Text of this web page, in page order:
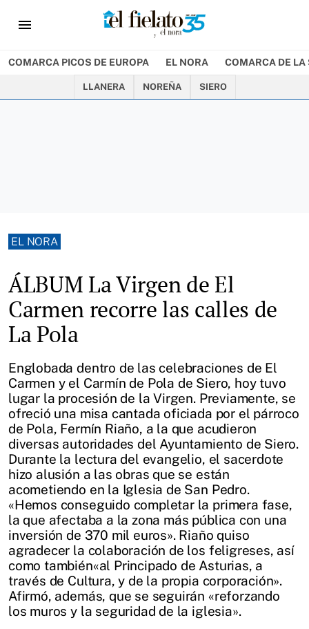
menu
COMARCA PICOS DE EUROPA EL NORA COMARCA DE LA
LLANERA NOREÑA SIERO
EL NORA
ÁLBUM La Virgen de El
Carmen recorre las calles de
La Pola
Englobada dentro de las celebraciones de El
Carmen y el Carmín de Pola de Siero, hoy tuvo
lugar la procesión de la Virgen. Previamente, se
ofreció una misa cantada oficiada por el párroco
de Pola, Fermín Riaño, a la que acudieron
diversas autoridades del Ayuntamiento de Siero.
Durante la lectura del evangelio, el sacerdote
hizo alusión a las obras que se están
acometiendo en la Iglesia de San Pedro.
«Hemos conseguido completar la primera fase,
la que afectaba a la zona más pública con una
inversión de 370 mil euros». Riaño quiso
agradecer la colaboración de los feligreses, así
como también«al Principado de Asturias, a
través de Cultura, y de la propia corporación».
Afirmó, además, que se seguirán «reforzando
los muros y la seguridad de la iglesia».